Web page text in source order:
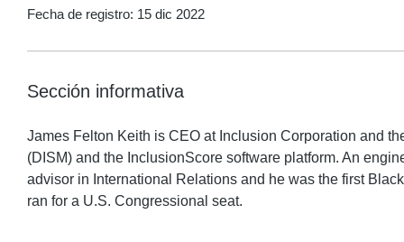
Fecha de registro: 15 dic 2022
Sección informativa
James Felton Keith is CEO at Inclusion Corporation and
(DISM) and the InclusionScore software platform. An
advisor in International Relations and he was the first
ran for a U.S. Congressional seat.